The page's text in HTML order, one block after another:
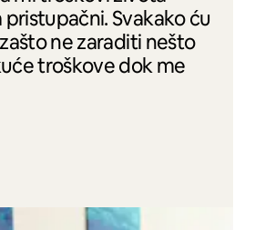
Svakako ću
ne zaraditi nešto
troškove dok me